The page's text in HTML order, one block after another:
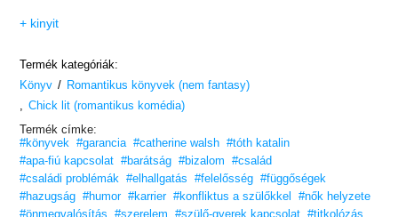
Christiannek elege van abból, hogy minden karácsonykor szingli.
szavakkal és pillantásokkal a családi vacsoránál, holott ő teljesen jól
van.
Miután Megan szó szerint belebotlik Christianbe egy dublini pubban,
egyezséget kötnek. Elhatározzák, hogy ők lesznek a világ legjobb
kamupárja,
Szabályokat állítanak fel, és aláírnak egy borpecsétes szalvétára
vetett szerződést,
ami alapján végig fogják ülni egymás családi összejöveteleit,
+ kinyit
Termék kategóriák:
Könyv / Romantikus könyvek (nem fantasy)
Chick lit (romantikus komédia)
Termék címke:
#könyvek #garancia #catherine walsh #tóth katalin
#apa-fiú kapcsolat #barátság #bizalom
#család
#családi problémák #elhallgatás #felelősség #függőségek
#hazugság #humor #karrier #konfliktus a szülőkkel
#nők helyzete
#önmegvalósítás
#szerelem #szülő-gyerek kapcsolat #titkolózás